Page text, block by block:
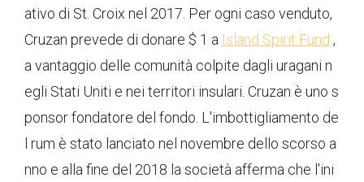
ativo di St. Croix nel 2017. Per ogni caso venduto,
Cruzan prevede di donare $ 1 a Island Spirit Fund ,
a vantaggio delle comunità colpite dagli uragani n
egli Stati Uniti e nei territori insulari. Cruzan è uno s
ponsor fondatore del fondo. L'imbottigliamento de
l rum è stato lanciato nel novembre dello scorso a
nno e alla fine del 2018 la società afferma che l'ini